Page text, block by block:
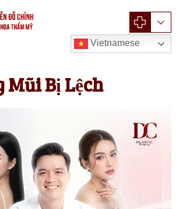
Vietnamese
Mũi Bị Lệch